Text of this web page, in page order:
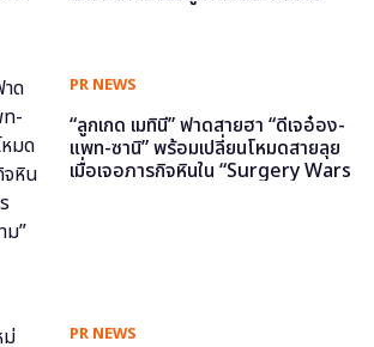
PR NEWS
“ลูกเกด เมทินี” ฟาดสายฮา “ดีเจอ๋อง-
แพท-ซานิ” พร้อมเปลี่ยนโหมดสายลุย
เมื่อเจอภารกิจหินใน “Surgery Wars
PR NEWS